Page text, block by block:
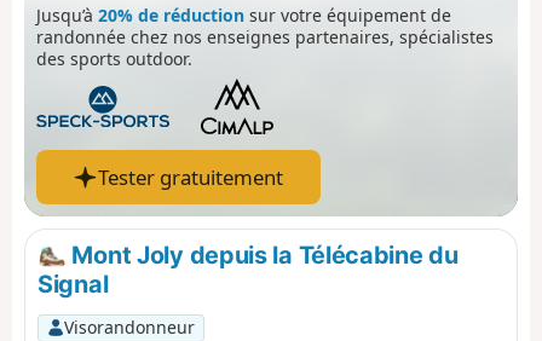
Jusqu’à 20% de réduction sur votre équipement de
randonnée chez nos enseignes partenaires, spécialistes
des sports outdoor.
Tester gratuitement
Mont Joly depuis la Télécabine du
Signal
Visorandonneur